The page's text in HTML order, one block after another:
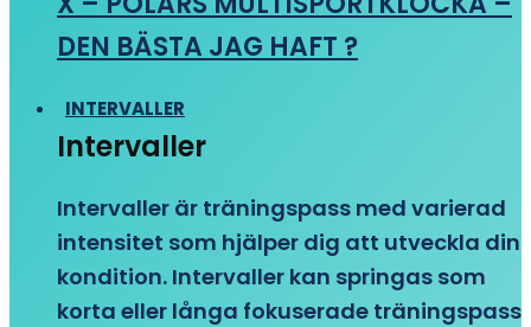
DEN BÄSTA JAG HAFT ?
INTERVALLER
Intervaller
Intervaller är träningspass med varierad
intensitet som hjälper dig att utveckla din
kondition. Intervaller kan springas som
korta eller långa fokuserade träningspass